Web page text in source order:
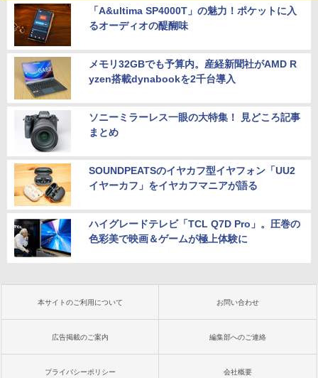
「A&ultima SP4000T」の魅力！ポケットに入
るオーディオの醍醐味
メモリ32GBでも予算内。産経新聞社がAMD R
yzen搭載dynabookを2千台導入
ソニーミラーレス一眼の大特集！ 見どころ記事
まとめ
SOUNDPEATSのイヤカフ型イヤフォン「UU2
イヤーカフ」をイヤカフマニアが語る
ハイグレードテレビ「TCL Q7D Pro」。圧巻の
色彩美で映画＆ゲームが極上体験に
本サイトのご利用について お問い合わせ
広告掲載のご案内 編集部へのご連絡
プライバシーポリシー 会社概要